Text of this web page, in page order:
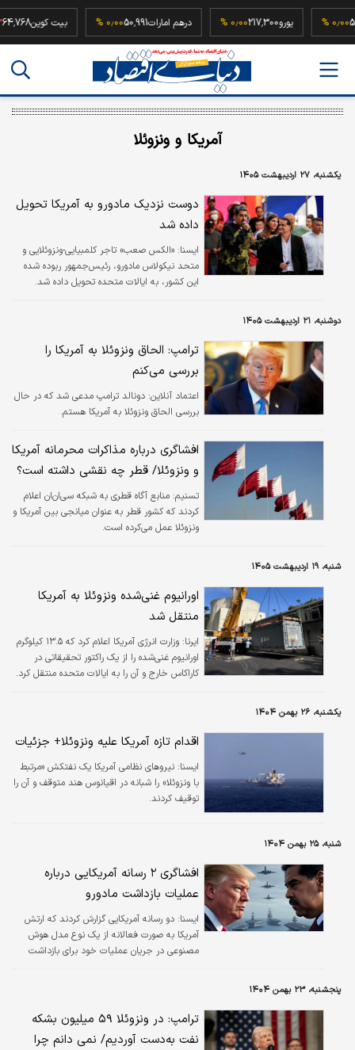
یورو217,300 درهم امارات50,991 بیت کوین
آمریکا و ونزوئلا
یکشنبه، ۲۷ اردیبهشت ۱۴۰۵
دوست نزدیک مادورو به آمریکا تحویل
داده شد
ايسنا: «الکس صعب» تاجر کلمبیایی-ونزوئلایی و
متحد نیکولاس مادورو، رئیس‌جمهور ربوده شده
این کشور، به ایالات متحده تحویل داده شد.
دوشنبه، ۲۱ اردیبهشت ۱۴۰۵
ترامپ: الحاق ونزوئلا به آمریکا را
بررسی می‌کنم
اعتماد آنلاین: دونالد ترامپ مدعی شد که در حال
بررسی الحاق ونزوئلا به آمریکا هستم.
افشاگری درباره مذاکرات محرمانه آمریکا
و ونزوئلا/ قطر چه نقشی داشته است؟
تسنیم: منابع آگاه قطری به شبکه سی‌ان‌ان اعلام
کردند که کشور قطر به عنوان میانجی بین آمریکا و
ونزوئلا عمل می‌کرده است.
شنبه، ۱۹ اردیبهشت ۱۴۰۵
اورانیوم غنی‌شده ونزوئلا به آمریکا
منتقل شد
ایرنا:
وزارت انرژی آمریکا اعلام کرد که ۱۳.۵ کیلوگرم
اورانیوم غنی‌شده را از یک راکتور تحقیقاتی در
کاراکاس خارج و آن را به ایالات متحده منتقل کرد.
یکشنبه، ۲۶ بهمن ۱۴۰۴
اقدام تازه آمریکا علیه ونزوئلا+ جزئیات
ايسنا: نیروهای نظامی آمریکا یک نفتکش «مرتبط
با ونزوئلا» را شبانه در اقیانوس هند متوقف و آن را
توقیف کردند.
شنبه، ۲۵ بهمن ۱۴۰۴
افشاگری ۲ رسانه آمریکایی درباره
عملیات بازداشت مادورو
ايسنا: دو رسانه آمریکایی گزارش کردند که ارتش
آمریکا به صورت فعالانه از یک نوع مدل هوش
مصنوعی در جریان عملیات خود برای بازداشت
پنجشنبه، ۲۳ بهمن ۱۴۰۴
ترامپ: در ونزوئلا ۵۹ میلیون بشکه
نفت به‌دست آوردیم/ نمی دانم چرا